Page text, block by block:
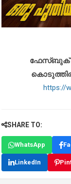
ഫേസ്ബുക്
https://
SHARE TO:
WhatsApp
LinkedIn